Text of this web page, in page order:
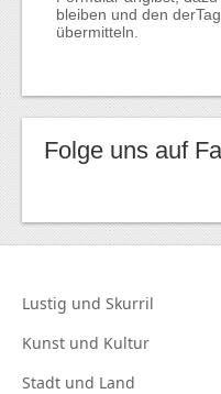
bleiben und den
übermitteln.
Folge uns auf
Lustig und Skurril
Kunst und Kultur
Stadt und Land